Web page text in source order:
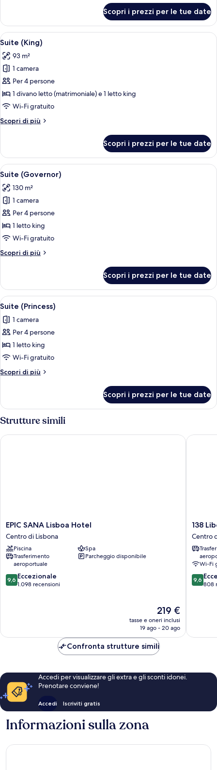
(Heritage)
Scopri i prezzi per le tue date
Apri
tutte
le
foto
per
Suite
(King)
Un soggiorno con divano, cuscini
5
Suite (King)
93 m²
1 camera
Per 4 persone
1 divano letto (matrimoniale) e 1 letto king
Wi-Fi gratuito
Scopri di più
Altri
(King)
Scopri i prezzi per le tue date
Apri
tutte
le
foto
per
Suite
(Governor)
Un soggiorno moderno con soffitto
6
Suite (Governor)
130 m²
1 camera
Per 4 persone
1 letto king
Wi-Fi gratuito
Scopri di più
Altri
(Governor)
Scopri i prezzi per le tue date
Apri
tutte
le
foto
per
Suite
(Princess)
Area patio esterna con un angolo
4
Suite (Princess)
1 camera
Per 4 persone
1 letto king
Wi-Fi gratuito
Scopri di più
Altri
(Princess)
Scopri i prezzi per le tue date
Strutture simili
EPIC
SANA
Lisboa
Hotel
Centro
Lisbona
EPIC SANA Lisboa Hotel
Centro di Lisbona
Piscina
Spa
Trasferimento
aeroportuale
Parcheggio disponibile
9.6
su
9,6 Eccezionale
1.098 recensioni
Il
prezzo
attuale
219 €
219 €
tasse e oneri inclusi
19 ago - 20 ago
EPIC SANA Lisboa Hotel
138
Hotel
Centro
Lisbona
138
Centro
Wi-Fi
9.6
su
9,6
808
138
Confronta strutture simili
Accedi per visualizzare gli extra e gli sconti idonei.
Prenotare conviene!
Accedi Iscriviti gratis
Informazioni sulla zona